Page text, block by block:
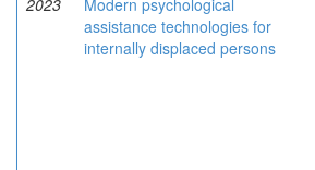
2023
Modern psychological
assistance technologies for
internally displaced persons